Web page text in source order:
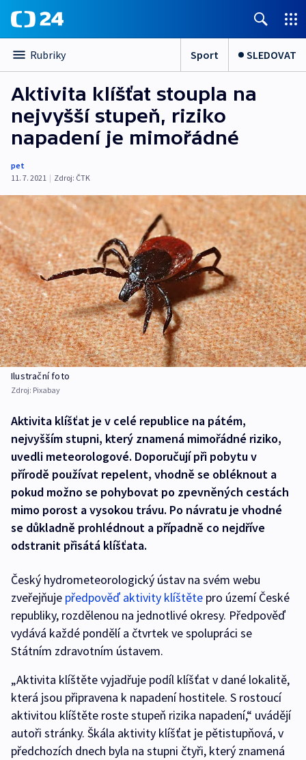
Rubriky Sport SLEDOVAT
Aktivita klíšťat stoupla na
nejvyšší stupeň, riziko
napadení je mimořádné
pet
11. 7. 2021 | Zdroj: ČTK
Ilustrační foto
Zdroj: Pixabay
Aktivita klíšťat je v celé republice na pátém,
nejvyšším stupni, který znamená mimořádné riziko,
uvedli meteorologové. Doporučují při pobytu v
přírodě používat repelent, vhodně se obléknout a
pokud možno se pohybovat po zpevněných cestách
mimo porost a vysokou trávu. Po návratu je vhodné
se důkladně prohlédnout a případně co nejdříve
odstranit přisátá klíšťata.
Český hydrometeorologický ústav na svém webu
zveřejňuje předpověď aktivity klíštěte pro území České
republiky, rozdělenou na jednotlivé okresy. Předpověď
vydává každé pondělí a čtvrtek ve spolupráci se
Státním zdravotním ústavem.
„Aktivita klíštěte vyjadřuje podíl klíšťat v dané lokalitě,
která jsou připravena k napadení hostitele. S rostoucí
aktivitou klíštěte roste stupeň rizika napadení,“ uvádějí
autoři stránky. Škála aktivity klíšťat je pětistupňová, v
předchozích dnech byla na stupni čtyři, který znamená